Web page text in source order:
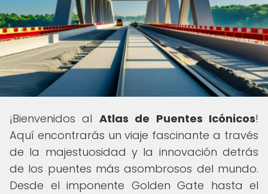
¡Bienvenidos al Atlas de Puentes Icónicos!
Aquí encontrarás un viaje fascinante a través
de la majestuosidad y la innovación detrás
de los puentes más asombrosos del mundo.
Desde el imponente Golden Gate hasta el